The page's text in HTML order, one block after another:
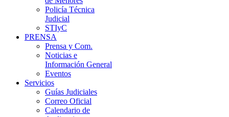
Policía Técnica
Judicial
STIyC
PRENSA
Prensa y Com.
Noticias e
Información General
Eventos
Servicios
Guías Judiciales
Correo Oficial
Calendario de